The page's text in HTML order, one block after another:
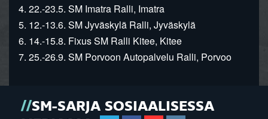
4. 22.-23.5. SM Imatra Ralli, Imatra
5. 12.-13.6. SM Jyväskylä Ralli, Jyväskylä
6. 14.-15.8. Fixus SM Ralli Kitee, Kitee
7. 25.-26.9. SM Porvoon Autopalvelu Ralli, Porvoo
SM-SARJA SOSIAALISESSA